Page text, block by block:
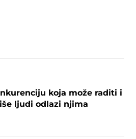
koja može raditi i
ljudi odlazi njima